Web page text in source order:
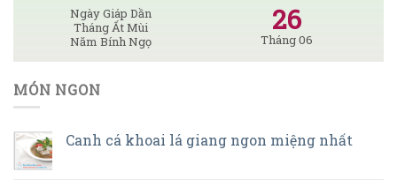
Ngày Giáp Dần
Tháng Ất Mùi
Năm Bính Ngọ
26
Tháng 06
MÓN NGON
Canh cá khoai lá giang ngon miệng nhất